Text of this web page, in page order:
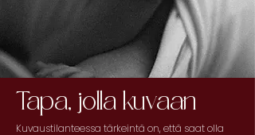
Tapa, jolla kuvaan
Kuvaustilanteessa tärkeintä on, että saat olla